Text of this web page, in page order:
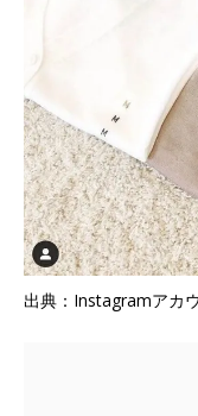
出典：Instagramアカ